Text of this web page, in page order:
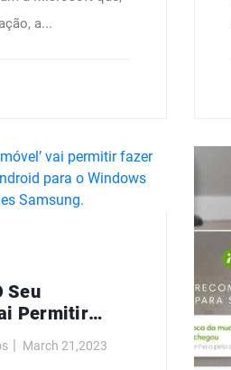
a...
Seu
Permitir
De Aplicações
Windows 10.
March 21,2023